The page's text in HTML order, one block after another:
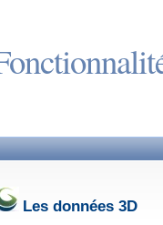
Les données 3D